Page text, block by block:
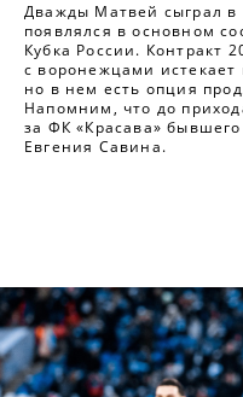
Дважды Матвей сыграл в
появлялся в основном
Кубка России. Контракт
с воронежцами истекает
но в нем есть опция
Напомним, что до
за ФК «Красава»
Евгения Савина.